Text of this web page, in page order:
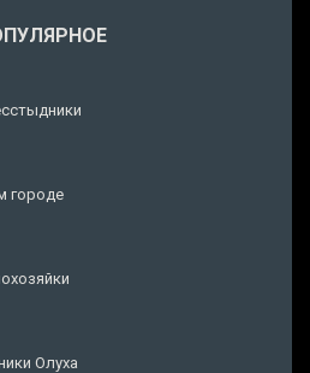
городе
Олуха